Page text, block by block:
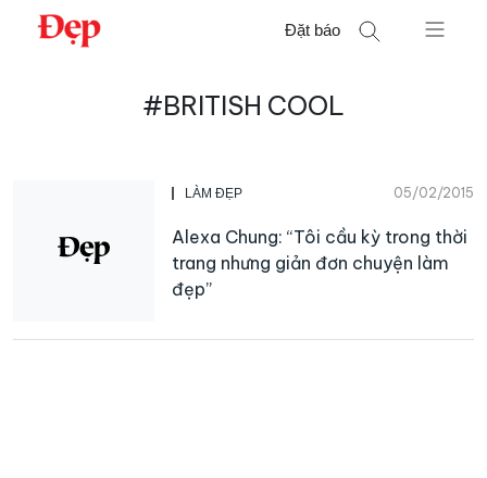
Chuyển
Đặt báo
#BRITISH COOL
LÀM ĐẸP 05/02/2015
Alexa Chung: “Tôi cầu kỳ trong thời
trang nhưng giản đơn chuyện làm
đẹp”